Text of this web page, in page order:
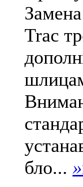
Trac
бло... »